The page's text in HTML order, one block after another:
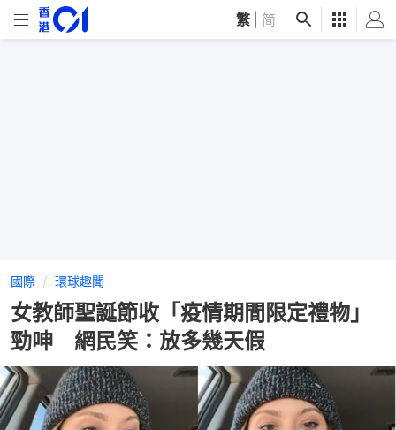
繁 简
國際 環球趣聞
女教師聖誕節收「疫情期間限定禮物」
勁呻 網民笑：放多幾天假